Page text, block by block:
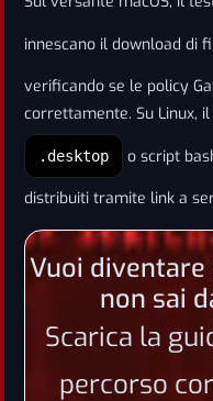
innescano il download di
verificando se le policy
correttamente. Su Linux,
.desktop
o script
distribuiti tramite link a
Vuoi diventare
non sai
Scarica la
percorso